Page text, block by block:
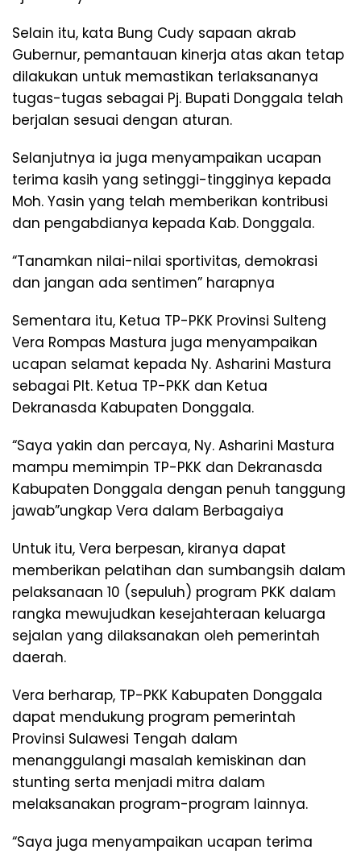
Selain itu, kata Bung Cudy sapaan akrab
Gubernur, pemantauan kinerja atas akan tetap
dilakukan untuk memastikan terlaksananya
tugas-tugas sebagai Pj. Bupati Donggala telah
berjalan sesuai dengan aturan.
Selanjutnya ia juga menyampaikan ucapan
terima kasih yang setinggi-tingginya kepada
Moh. Yasin yang telah memberikan kontribusi
dan pengabdianya kepada Kab. Donggala.
“Tanamkan nilai-nilai sportivitas, demokrasi
dan jangan ada sentimen” harapnya
Sementara itu, Ketua TP-PKK Provinsi Sulteng
Vera Rompas Mastura juga menyampaikan
ucapan selamat kepada Ny. Asharini Mastura
sebagai Plt. Ketua TP-PKK dan Ketua
Dekranasda Kabupaten Donggala.
“Saya yakin dan percaya, Ny. Asharini Mastura
mampu memimpin TP-PKK dan Dekranasda
Kabupaten Donggala dengan penuh tanggung
jawab”ungkap Vera dalam Berbagaiya
Untuk itu, Vera berpesan, kiranya dapat
memberikan pelatihan dan sumbangsih dalam
pelaksanaan 10 (sepuluh) program PKK dalam
rangka mewujudkan kesejahteraan keluarga
sejalan yang dilaksanakan oleh pemerintah
daerah.
Vera berharap, TP-PKK Kabupaten Donggala
dapat mendukung program pemerintah
Provinsi Sulawesi Tengah dalam
menanggulangi masalah kemiskinan dan
stunting serta menjadi mitra dalam
melaksanakan program-program lainnya.
“Saya juga menyampaikan ucapan terima